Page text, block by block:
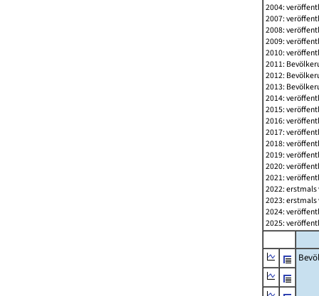
2004:
2007:
2008:
2009:
2010:
2011:
2012:
2013:
2014:
2015:
2016:
2017:
2018:
2019:
2020:
2021:
2022:
2023:
2024:
2025: